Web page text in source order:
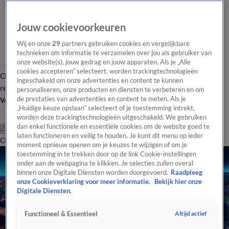
Overzicht Laatste nieuws Regionieuws Het beste van Hart
Tip de
redactie
Volg Hart van Nederland
Zoeken
OverzichtRegioUitzendingenWeerTip de redactiePanelVideo's
Jouw cookievoorkeuren
Wij en onze29 partners gebruiken cookies en vergelijkbare
technieken om informatie te verzamelen over jou als gebruiker van
onze website(s), jouw gedrag en jouw apparaten. Als je „Alle
cookies accepteren” selecteert, worden trackingtechnologieën
ingeschakeld om onze advertenties en content te kunnen
personaliseren, onze producten en diensten te verbeteren en om
de prestaties van advertenties en content te meten. Als je
„Huidige keuze opslaan” selecteert of je toestemming intrekt,
worden deze trackingtechnologieën uitgeschakeld. We gebruiken
dan enkel functionele en essentiële cookies om de website goed te
laten functioneren en veilig te houden. Je kunt dit menu op ieder
moment opnieuw openen om je keuzes te wijzigen of om je
toestemming in te trekken door op de link Cookie-instellingen
onder aan de webpagina te klikken. Je selecties zullen overal
binnen onze Digitale Diensten worden doorgevoerd. Raadpleeg
onze Cookieverklaring voor meer informatie.
Bekijk hier onze
Digitale Diensten.
Functioneel & Essentieel Altijd actief